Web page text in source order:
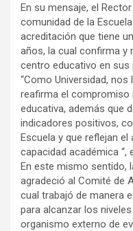
En su mensaje, el
comunidad de la
acreditación que tiene
años, la cual confirma y
centro educativo en
“Como Universidad,
reafirma el compromiso
educativa, además que
indicadores positivos,
Escuela y que reflejan
capacidad académica “,
En este mismo sentido,
agradeció al Comité de
cual trabajó de manera
para alcanzar los
organismo externo de